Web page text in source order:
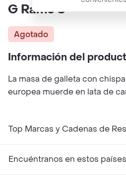
G Ramo S
Agotado
Información del
La masa de galleta con
europea muerde en lata de
Top Marcas y Cadenas de
Encuéntranos en estos países